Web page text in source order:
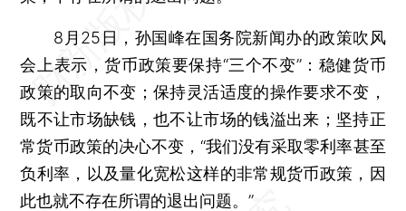
8月25日，孙国峰在国务院新闻办的政策吹风
会上表示，货币政策要保持“三个不变”：稳健货币
政策的取向不变；保持灵活适度的操作要求不变，
既不让市场缺钱，也不让市场的钱溢出来；坚持正
常货币政策的决心不变，“我们没有采取零利率甚至
负利率，以及量化宽松这样的非常规货币政策，因
此也就不存在所谓的退出问题。”